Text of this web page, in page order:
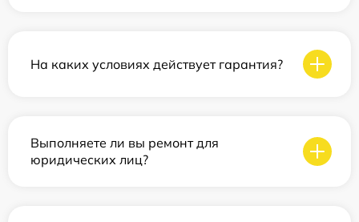
На каких условиях действует гарантия?
Выполняете ли вы ремонт для
юридических лиц?